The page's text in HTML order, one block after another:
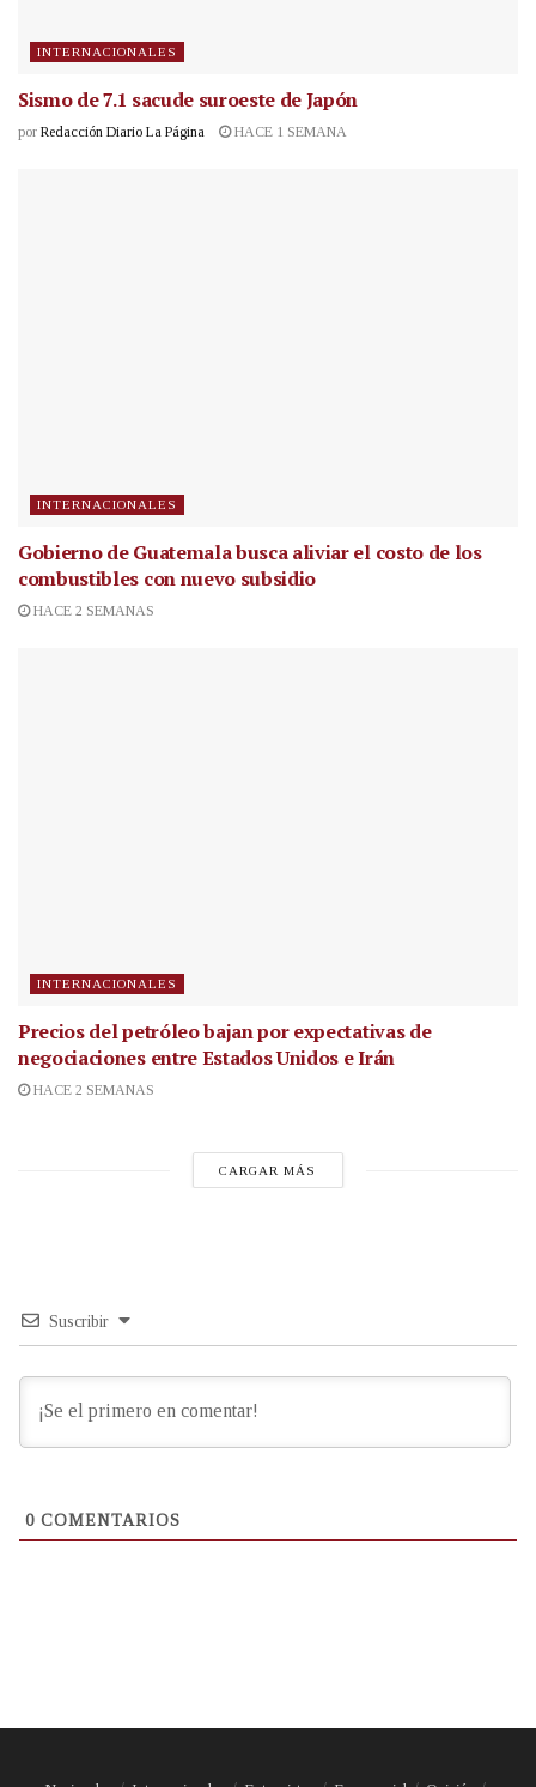
INTERNACIONALES
Sismo de 7.1 sacude suroeste de Japón
por Redacción Diario La Página HACE 1 SEMANA
INTERNACIONALES
Gobierno de Guatemala busca aliviar el costo de los
combustibles con nuevo subsidio
HACE 2 SEMANAS
INTERNACIONALES
Precios del petróleo bajan por expectativas de
negociaciones entre Estados Unidos e Irán
HACE 2 SEMANAS
CARGAR MÁS
Suscribir
0 COMENTARIOS